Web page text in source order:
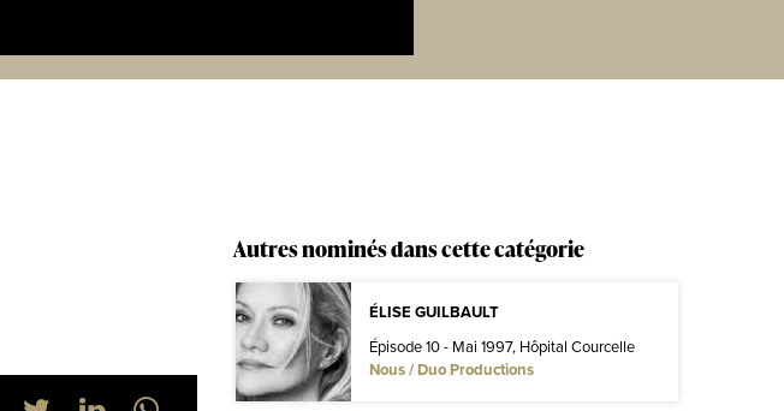
Autres nominés dans cette catégorie
ÉLISE GUILBAULT
Épisode 10 - Mai 1997, Hôpital Courcelle
Nous / Duo Productions